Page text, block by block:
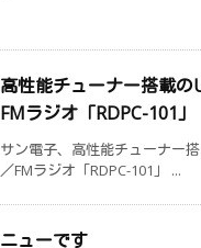
高性能チューナー搭載の
FMラジオ「RDPC-101」
サン電子、高性能チューナー
／FMラジオ「RDPC-101」 ...
ニューです